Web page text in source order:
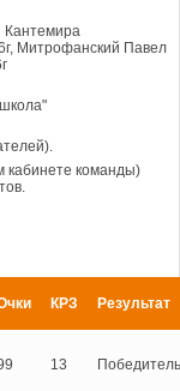
Кантемира
Митрофанский Павел
кабинете команды)
КРЗ Результат
13 Победитель